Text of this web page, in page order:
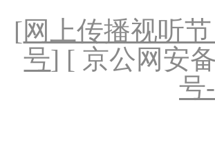
[网上传播视听
号] [ 京公网安
号